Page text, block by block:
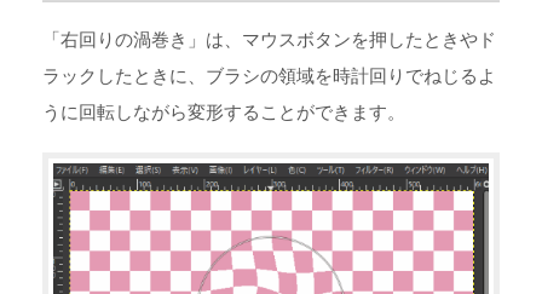
「右回りの渦巻き」は、マウスボタンを押したときやド
ラックしたときに、ブラシの領域を時計回りでねじるよ
うに回転しながら変形することができます。